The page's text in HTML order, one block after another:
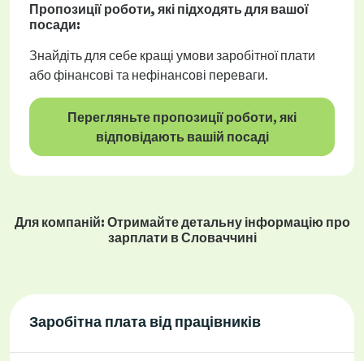
Пропозиції роботи, які підходять для вашої
посади:
Знайдіть для себе кращі умови заробітної плати
або фінансові та нефінансові переваги.
Перегляньте пропозиції роботи, які
відповідають вашій посаді
Для компаній: Отримайте детальну інформацію про
зарплати в Словаччині
Заробітна плата від працівників